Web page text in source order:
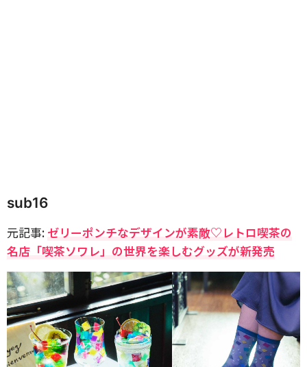
sub16
元記事: ゼリーポンチなデザインが素敵♡レトロ喫茶の
名店「喫茶ソワレ」の世界を楽しむグッズが新発売